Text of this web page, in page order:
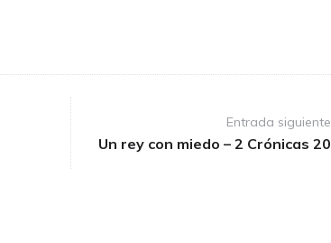
Entrada siguiente
Un rey con miedo – 2 Crónicas 20